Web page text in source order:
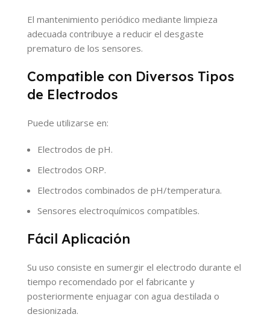
El mantenimiento periódico mediante limpieza
adecuada contribuye a reducir el desgaste
prematuro de los sensores.
Compatible con Diversos Tipos
de Electrodos
Puede utilizarse en:
Electrodos de pH.
Electrodos ORP.
Electrodos combinados de pH/temperatura.
Sensores electroquímicos compatibles.
Fácil Aplicación
Su uso consiste en sumergir el electrodo durante el
tiempo recomendado por el fabricante y
posteriormente enjuagar con agua destilada o
desionizada.